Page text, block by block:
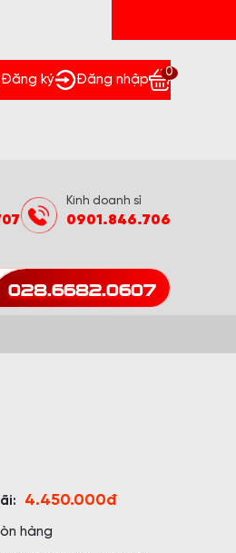
Đăng ký Đăng nhập
0
Kinh doanh sỉ
0901.846.706
028.6682.0607
4.450.000đ
hàng